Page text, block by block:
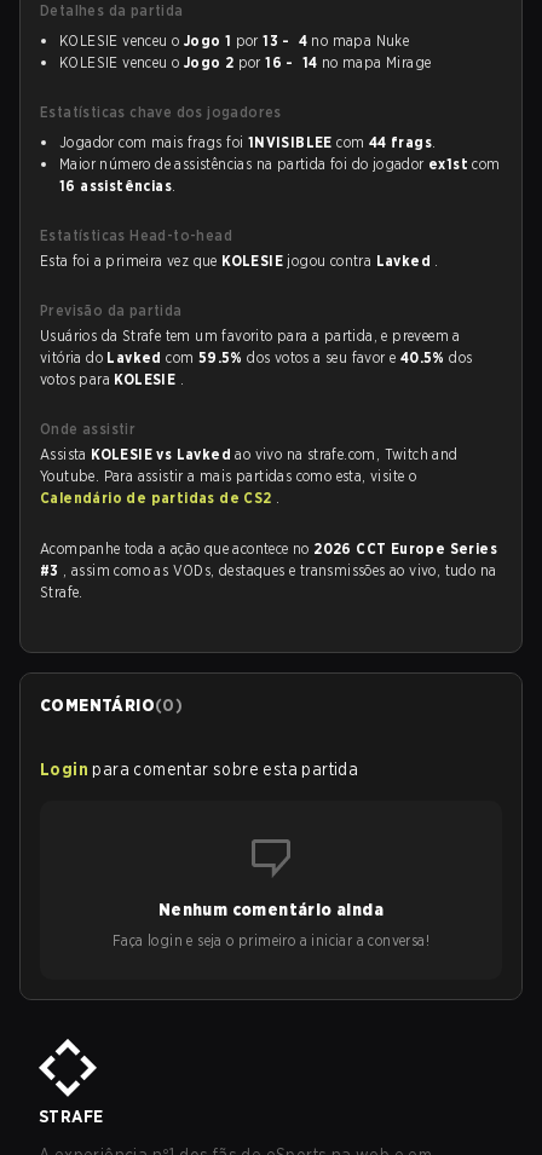
Detalhes da partida
KOLESIE venceu o Jogo 1 por13 - 4 no mapa Nuke
KOLESIE venceu o Jogo 2 por16 - 14 no mapa Mirage
Estatísticas chave dos jogadores
Jogador com mais frags foi 1NVISIBLEE com 44 frags.
Maior número de assistências na partida foi do jogador ex1st com
16 assistências.
Estatísticas Head-to-head
Esta foi a primeira vez que KOLESIE jogou contra Lavked .
Previsão da partida
Usuários da Strafe tem um favorito para a partida, e preveem a
vitória do Lavkedcom 59.5%dos votos a seu favor e 40.5%dos
votos para KOLESIE .
Onde assistir
Assista KOLESIE vs Lavkedao vivo na strafe.com, Twitch and
Youtube. Para assistir a mais partidas como esta, visite o
Calendário de partidas de CS2 .
Acompanhe toda a ação que acontece no 2026 CCT Europe Series
#3 , assim como as VODs, destaques e transmissões ao vivo, tudo na
Strafe.
COMENTÁRIO(0)
Login para comentar sobre esta partida
Nenhum comentário ainda
Faça login e seja o primeiro a iniciar a conversa!
STRAFE